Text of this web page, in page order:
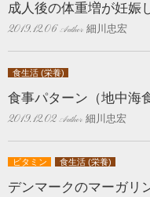
成人後の体重増が妊娠
2019.12.06 細川忠宏
食生活 (栄養)
食事パターン（地中海
2019.12.02 細川忠宏
ビタミン 食生活 (栄養)
デンマークのマーガリ